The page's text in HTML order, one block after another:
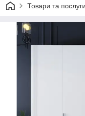
Товари та послуги